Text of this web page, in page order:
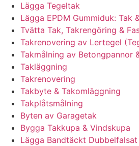
Lägga Tegeltak
Lägga EPDM Gummiduk: Tak
Tvätta Tak, Takrengöring &
Takrenovering av Lertegel
Takmålning av Betongpannor
Takläggning
Takrenovering
Takbyte & Takomläggning
Takplåtsmålning
Byten av Garagetak
Bygga Takkupa & Vindskupa
Lägga Bandtäckt